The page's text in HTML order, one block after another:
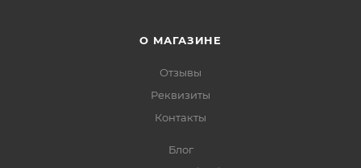
О МАГАЗИНЕ
Отзывы
Реквизиты
Контакты
Блог